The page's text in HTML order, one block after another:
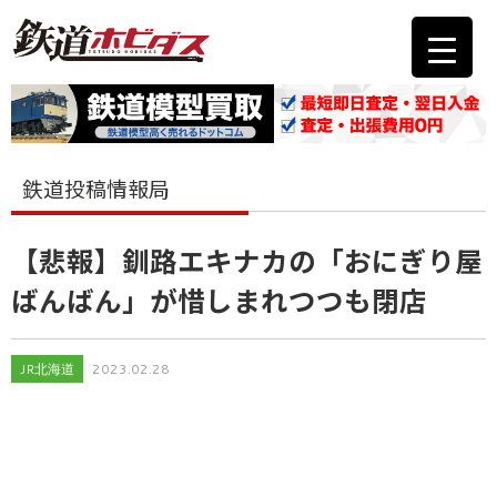
鉄道投稿情報局
【悲報】釧路エキナカの「おにぎり屋
ばんばん」が惜しまれつつも閉店
JR北海道 2023.02.28